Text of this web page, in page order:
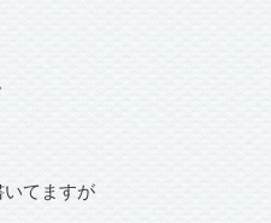
てますが